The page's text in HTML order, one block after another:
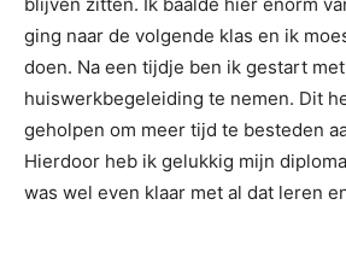
ging naar de volgende klas en ik
doen. Na een tijdje ben ik gestart met
huiswerkbegeleiding te nemen. Dit
geholpen om meer tijd te besteden
Hierdoor heb ik gelukkig mijn
was wel even klaar met al dat leren